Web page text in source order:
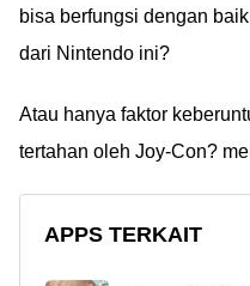
bisa berfungsi dengan
dari Nintendo ini?
Atau hanya faktor
tertahan oleh Joy-Con?
APPS TERKAIT